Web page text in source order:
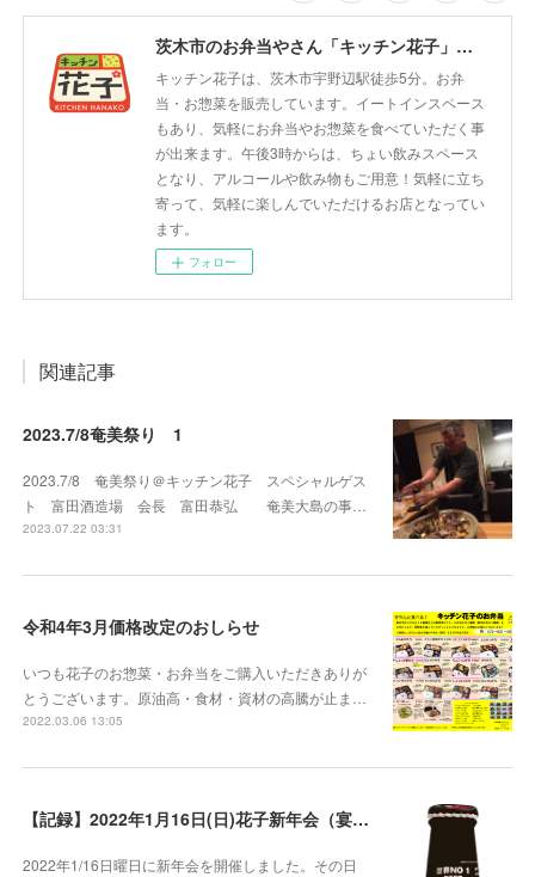
茨木市のお弁当やさん「キッチン花子」ちょい飲みスペース「サウス」
キッチン花子は、茨木市宇野辺駅徒歩5分。お弁
当・お惣菜を販売しています。イートインスペース
もあり、気軽にお弁当やお惣菜を食べていただく事
が出来ます。午後3時からは、ちょい飲みスペース
となり、アルコールや飲み物もご用意！気軽に立ち
寄って、気軽に楽しんでいただけるお店となってい
ます。
フォロー
関連記事
2023.7/8奄美祭り 1
2023.7/8 奄美祭り＠キッチン花子 スペシャルゲス
ト 富田酒造場 会長 富田恭弘 奄美大島の事…
2023.07.22 03:31
令和4年3月価格改定のおしらせ
いつも花子のお惣菜・お弁当をご購入いただきありが
とうございます。原油高・食材・資材の高騰が止ま…
2022.03.06 13:05
【記録】2022年1月16日(日)花子新年会（宴）其１ 開催までの葛藤
2022年1/16日曜日に新年会を開催しました。その日